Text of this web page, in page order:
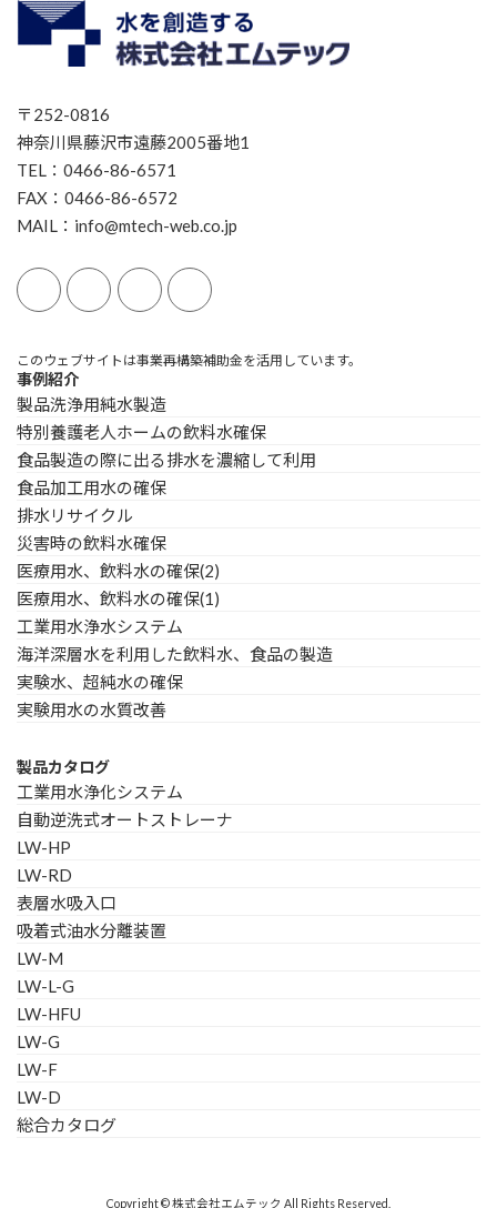
〒252-0816
神奈川県藤沢市遠藤2005番地1
TEL：0466-86-6571
FAX：0466-86-6572
MAIL：info@mtech-web.co.jp
このウェブサイトは事業再構築補助金を活用しています。
事例紹介
製品洗浄用純水製造
特別養護老人ホームの飲料水確保
食品製造の際に出る排水を濃縮して利用
食品加工用水の確保
排水リサイクル
災害時の飲料水確保
医療用水、飲料水の確保(2)
医療用水、飲料水の確保(1)
工業用水浄水システム
海洋深層水を利用した飲料水、食品の製造
実験水、超純水の確保
実験用水の水質改善
製品カタログ
工業用水浄化システム
自動逆洗式オートストレーナ
LW-HP
LW-RD
表層水吸入口
吸着式油水分離装置
LW-M
LW-L-G
LW-HFU
LW-G
LW-F
LW-D
総合カタログ
Copyright © 株式会社エムテック All Rights Reserved.